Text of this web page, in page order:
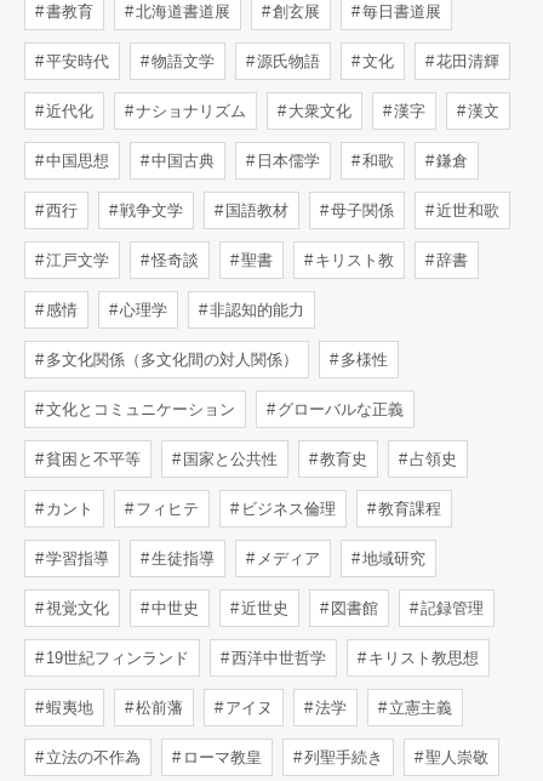
書教育 北海道書道展 創玄展 毎日書道展
平安時代 物語文学 源氏物語 文化 花田清輝
近代化 ナショナリズム 大衆文化 漢字 漢文
中国思想 中国古典 日本儒学 和歌 鎌倉
西行 戦争文学 国語教材 母子関係 近世和歌
江戸文学 怪奇談 聖書 キリスト教 辞書
感情 心理学 非認知的能力
多文化関係（多文化間の対人関係） 多様性
文化とコミュニケーション グローバルな正義
貧困と不平等 国家と公共性 教育史 占領史
カント フィヒテ ビジネス倫理 教育課程
学習指導 生徒指導 メディア 地域研究
視覚文化 中世史 近世史 図書館 記録管理
19世紀フィンランド 西洋中世哲学 キリスト教思想
蝦夷地 松前藩 アイヌ 法学 立憲主義
立法の不作為 ローマ教皇 列聖手続き 聖人崇敬